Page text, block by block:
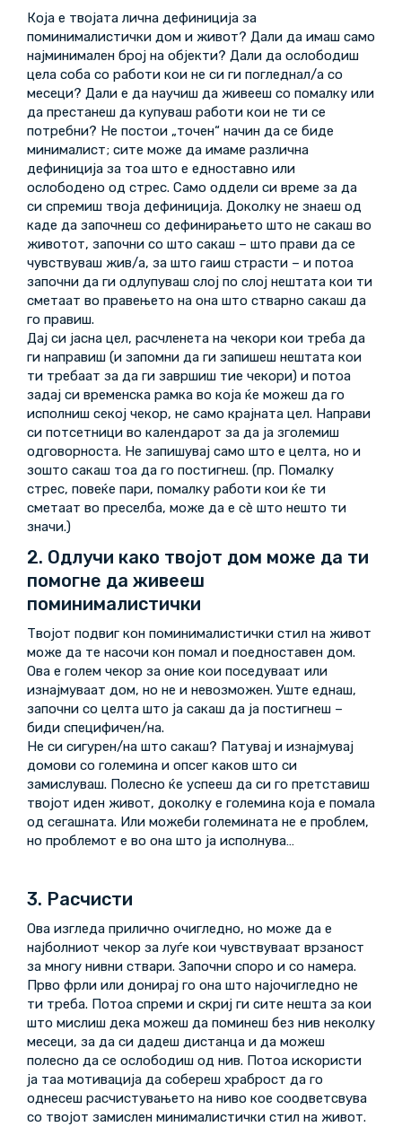
Која е твојата лична дефиниција за
поминималистички дом и живот? Дали да имаш само
најминимален број на објекти? Дали да ослободиш
цела соба со работи кои не си ги погледнал/а со
месеци? Дали е да научиш да живееш со помалку или
да престанеш да купуваш работи кои не ти се
потребни? Не постои „точен“ начин да се биде
минималист; сите може да имаме различна
дефиниција за тоа што е едноставно или
ослободено од стрес. Само оддели си време за да
си спремиш твоја дефиниција. Доколку не знаеш од
каде да започнеш со дефинирањето што не сакаш во
животот, започни со што сакаш – што прави да се
чувствуваш жив/а, за што гаиш страсти – и потоа
започни да ги одлупуваш слој по слој нештата кои ти
сметаат во правењето на она што стварно сакаш да
го правиш.
Дај си јасна цел, расчленета на чекори кои треба да
ги направиш (и запомни да ги запишеш нештата кои
ти требаат за да ги завршиш тие чекори) и потоа
задај си временска рамка во која ќе можеш да го
исполниш секој чекор, не само крајната цел. Направи
си потсетници во календарот за да ја зголемиш
одговорноста. Не запишувај само што е целта, но и
зошто сакаш тоа да го постигнеш. (пр. Помалку
стрес, повеќе пари, помалку работи кои ќе ти
сметаат во преселба, може да е сè што нешто ти
значи.)
2. Одлучи како твојот дом може да ти
помогне да живееш
поминималистички
Твојот подвиг кон поминималистички стил на живот
може да те насочи кон помал и поедноставен дом.
Ова е голем чекор за оние кои поседуваат или
изнајмуваат дом, но не и невозможен. Уште еднаш,
започни со целта што ја сакаш да ја постигнеш –
биди специфичен/на.
Не си сигурен/на што сакаш? Патувај и изнајмувај
домови со големина и опсег каков што си
замислуваш. Полесно ќе успееш да си го претставиш
твојот иден живот, доколку е големина која е помала
од сегашната. Или можеби големината не е проблем,
но проблемот е во она што ја исполнува…
3. Расчисти
Ова изгледа прилично очигледно, но може да е
најболниот чекор за луѓе кои чувствуваат врзаност
за многу нивни ствари. Започни споро и со намера.
Прво фрли или донирај го она што најочигледно не
ти треба. Потоа спреми и скриј ги сите нешта за кои
што мислиш дека можеш да поминеш без нив неколку
месеци, за да си дадеш дистанца и да можеш
полесно да се ослободиш од нив. Потоа искористи
ја таа мотивација да собереш храброст да го
однесеш расчистувањето на ниво кое соодветсвува
со твојот замислен минималистички стил на живот.